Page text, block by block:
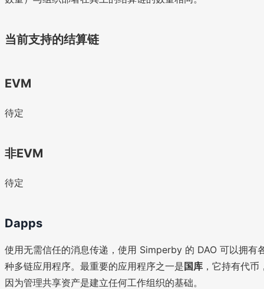
当前支持的结算链
EVM
待定
非EVM
待定
Dapps
使用无需信任的消息传递，使用 Simperby 的 DAO 可以拥有
种多链应用程序。最重要的应用程序之一是国库 ，它持有代币
因为管理共享资产是建立任何工作组织的基础。